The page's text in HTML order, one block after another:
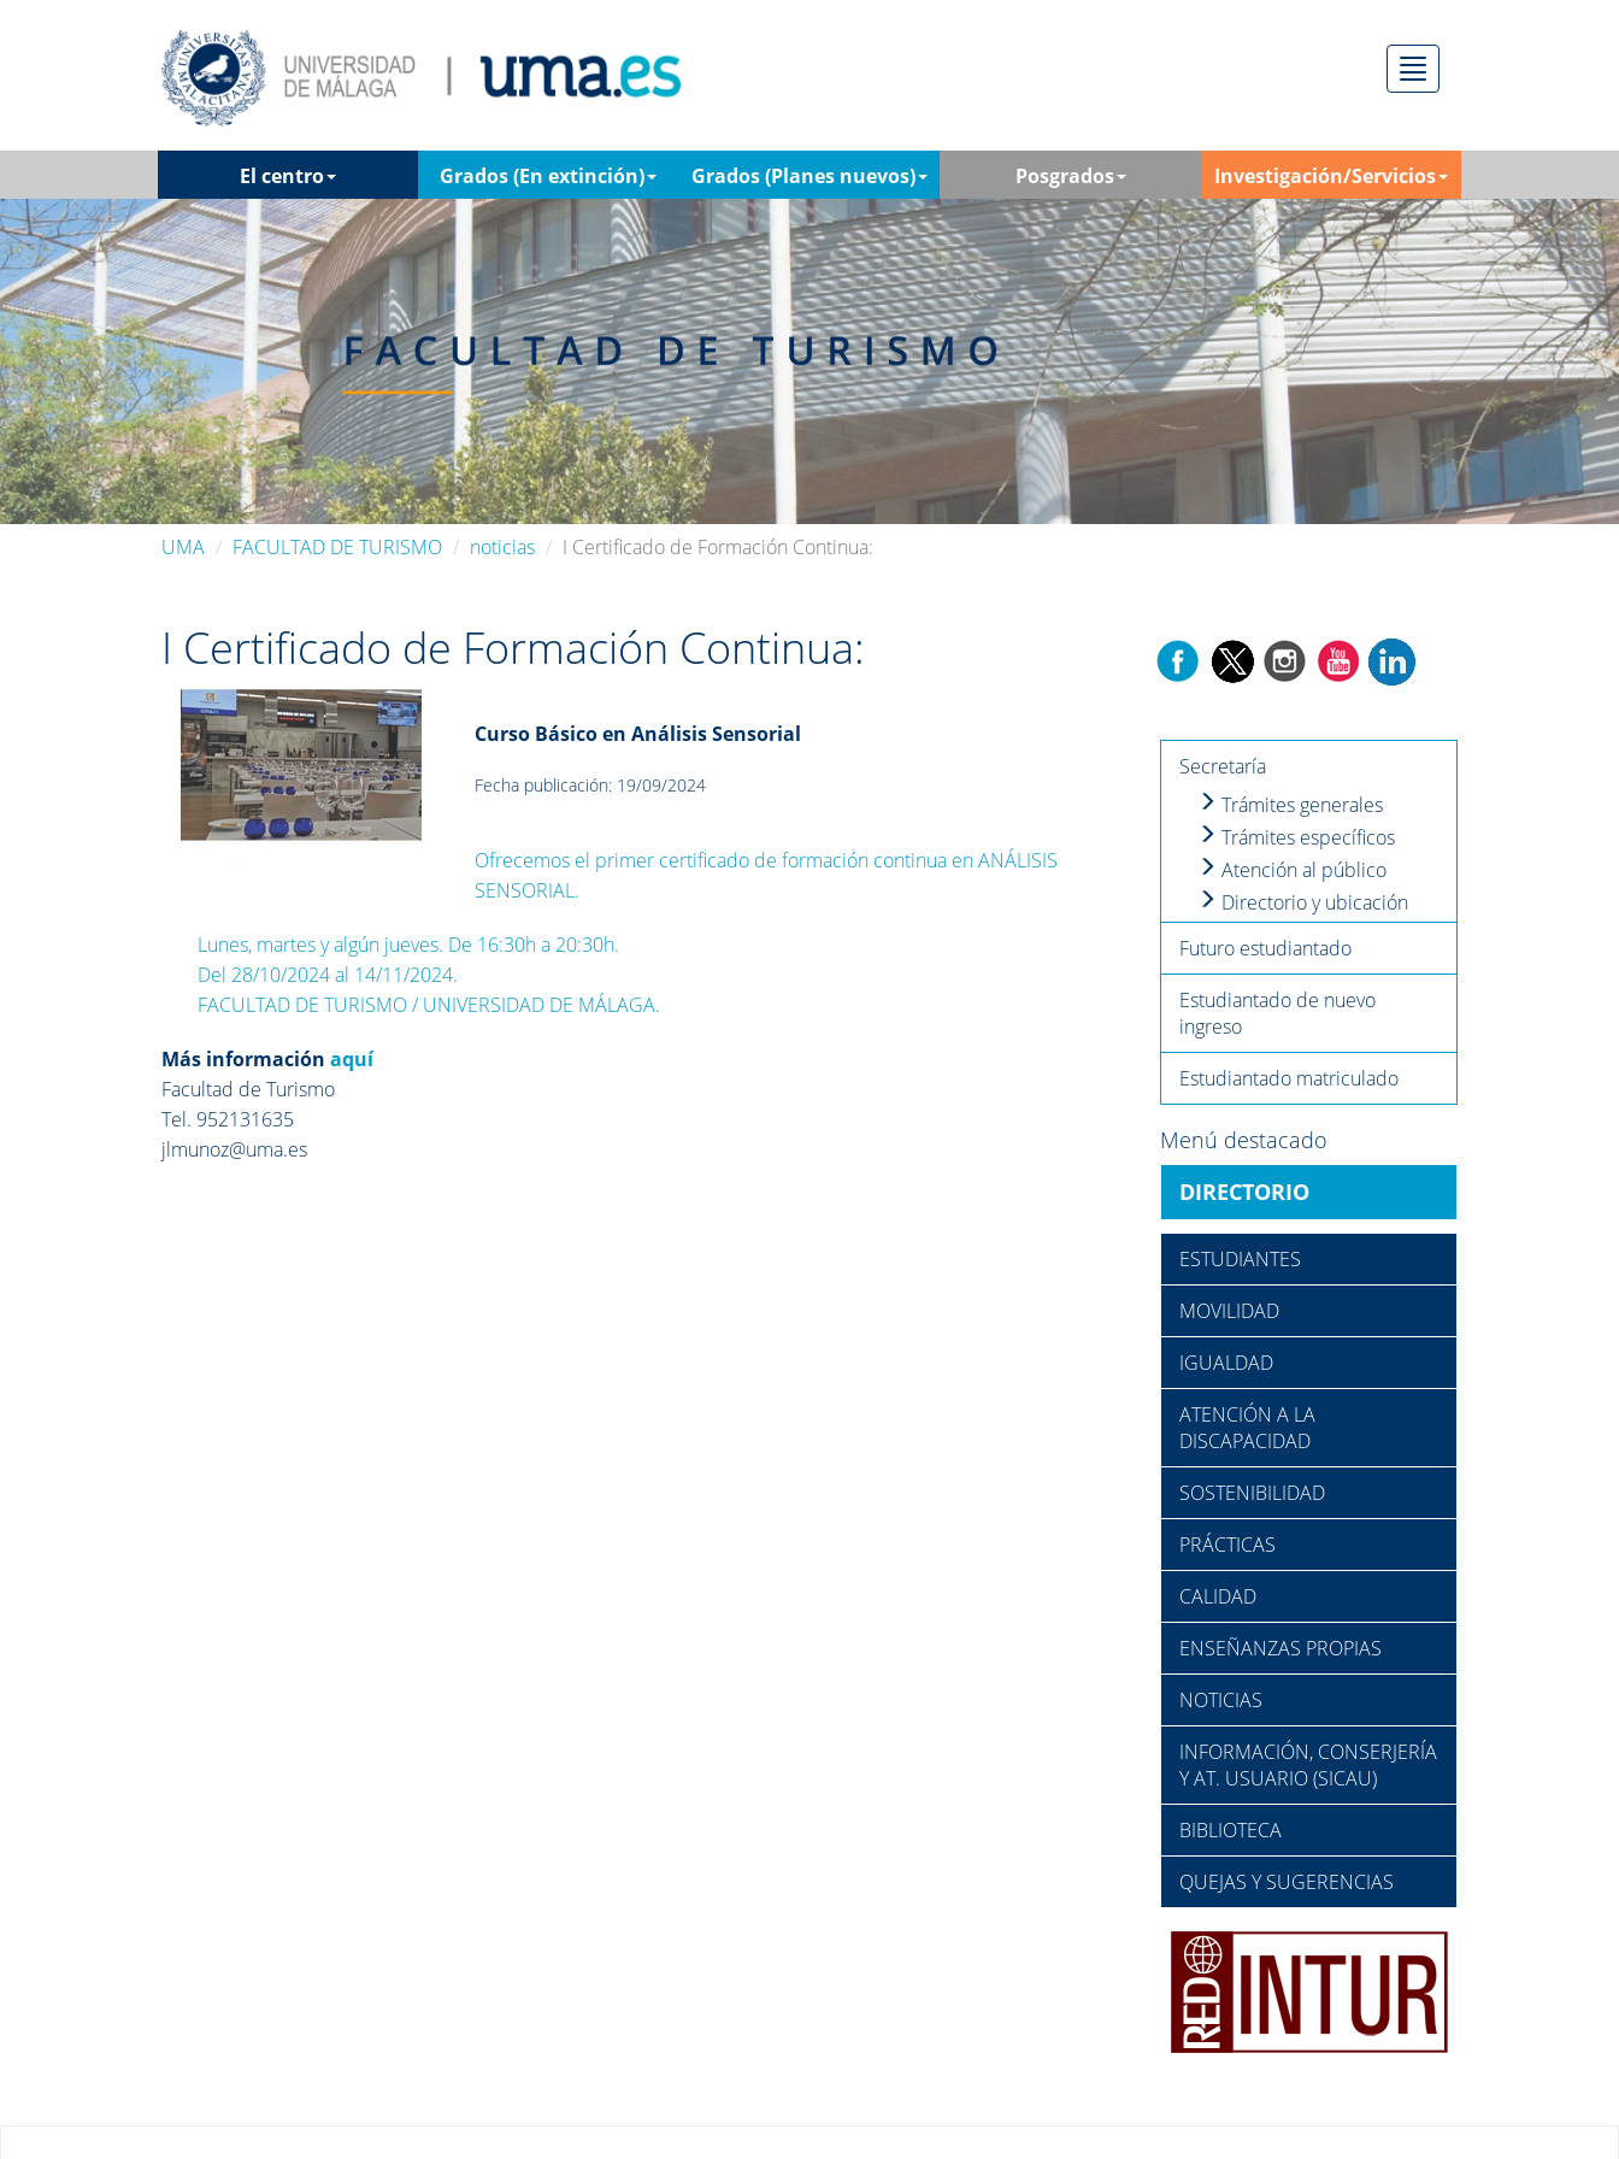
Menú
El centro Grados (En extinción) Grados (Planes nuevos) Posgrados Investigación/Servicios
UMA FACULTAD DE TURISMO noticias I Certificado de Formación Continua:
I Certificado de Formación Continua:
Curso Básico en Análisis Sensorial
Fecha publicación: 19/09/2024
Ofrecemos el primer certificado de formación continua en ANÁLISIS
SENSORIAL.
Lunes, martes y algún jueves. De 16:30h a 20:30h.
Del 28/10/2024 al 14/11/2024.
FACULTAD DE TURISMO / UNIVERSIDAD DE MÁLAGA.
Más informaciónaquí
Facultad de Turismo
Tel. 952131635
jlmunoz@uma.es
Secretaría
Trámites generales
Trámites específicos
Atención al público
Directorio y ubicación
Futuro estudiantado
Estudiantado de nuevo
ingreso
Estudiantado matriculado
Menú destacado
DIRECTORIO
ESTUDIANTES
MOVILIDAD
IGUALDAD
ATENCIÓN A LA
DISCAPACIDAD
SOSTENIBILIDAD
PRÁCTICAS
CALIDAD
ENSEÑANZAS PROPIAS
NOTICIAS
INFORMACIÓN, CONSERJERÍA
Y AT. USUARIO (SICAU)
BIBLIOTECA
QUEJAS Y SUGERENCIAS